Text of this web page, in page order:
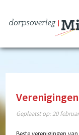
Geplaatst op:20